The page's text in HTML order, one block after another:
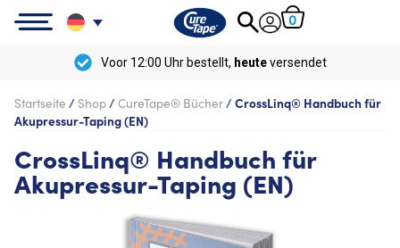
0
Voor 12:00 Uhr bestellt, heuteversendet
Startseite / Shop/ CureTape® Bücher/ CrossLinq® Handbuch für
Akupressur-Taping (EN)
CrossLinq® Handbuch für
Akupressur-Taping (EN)